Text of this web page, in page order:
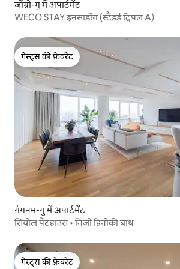
जोंग्नो-गु में अपार्टमेंट
WECO STAY इनसाडोंग (स्टैंडर्ड ट्रिपल A)
गेस्ट्स की फ़ेवरेट
गेस्ट्स की फ़ेवरेट
गंगनम-गु में अपार्टमेंट
सियोल पेंटहाउस • निजी हिनोकी बाथ
गेस्ट्स की फ़ेवरेट